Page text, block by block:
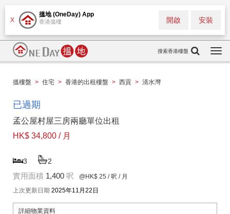
X
搵地 (OneDay) App
香港搵樓 安裝
開啟
搜索香港樓盤
搵樓盤 > 住宅 > 香港的出租樓盤 > 西貢 > 清水灣
已過期
孟公屋村屋三房兩廳單位出租
HK$ 34,800 / 月
3 2
實用面積 1,400 呎 @HK$ 25 / 呎 / 月
上次更新日期 2025年11月22日
詳細物業資料